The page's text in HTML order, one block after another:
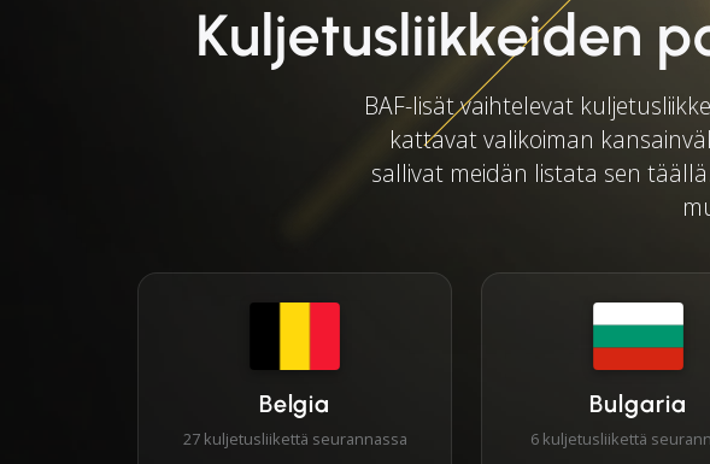
Kuljetusliikkeiden
BAF-lisät vaihtelevat
kattavat valikoiman
sallivat meidän listata sen
Belgia
27 kuljetusliikettä seurannassa
Bulgaria
6 kuljetusliikettä